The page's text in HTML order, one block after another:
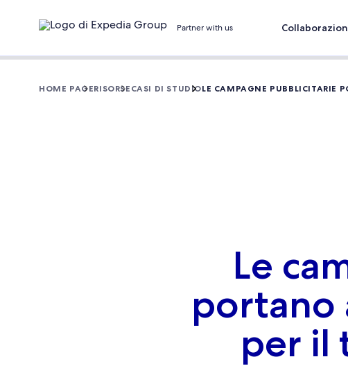
Partner with us
HOME PAGERISORSE CASI DI STUDIOLE CAMPAGNE PUBBLICITARIE
Le
portano
per il